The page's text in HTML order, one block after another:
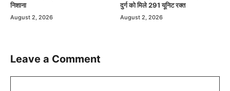
निशाना
August 2, 2026
दुर्ग को मिले 291 यूनिट रक्त
August 2, 2026
Leave a Comment